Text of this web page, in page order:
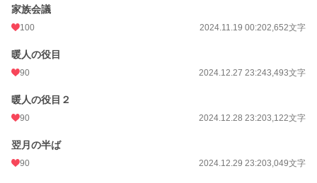
家族会議
100 2024.11.19 00:202,652文字
暖人の役目
90 2024.12.27 23:243,493文字
暖人の役目２
90 2024.12.28 23:203,122文字
翌月の半ば
90 2024.12.29 23:203,049文字